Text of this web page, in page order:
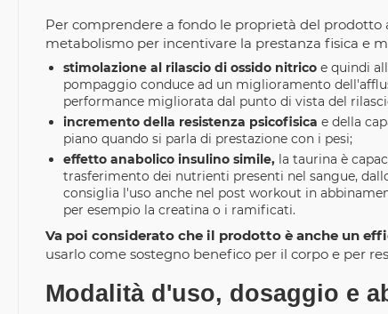
Per comprendere a fondo le proprietà del prodotto
metabolismo per incentivare la prestanza fisica e
stimolazione al rilascio di ossido nitrico e quindi
pompaggio conduce ad un miglioramento
performance migliorata dal punto di vista del
incremento della resistenza psicofisica e della
piano quando si parla di prestazione con i pesi;
effetto anabolico insulino simile, la taurina è
trasferimento dei nutrienti presenti nel sangue,
consiglia l'uso anche nel post workout in
per esempio la creatina o i ramificati.
Va poi considerato che il prodotto è anche un
usarlo come sostegno benefico per il corpo e per
Modalità d'uso, dosaggio e